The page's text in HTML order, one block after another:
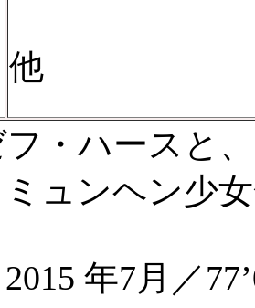
他
・ハースと
ュンヘン少
年7月／